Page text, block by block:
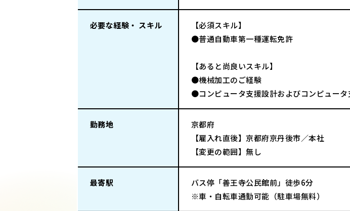
必要な経験・ スキル
【必須スキル】
●普通自動車第一種運転免許
【あると尚良いスキル】
●機械加工のご経験
●コンピュータ支援設計およびコンピュー
勤務地
京都府
【雇入れ直後】京都府京丹後市／本社
【変更の範囲】無し
最寄駅
バス停「善王寺公民館前」徒歩6分
※車・自転車通勤可能（駐車場無料）